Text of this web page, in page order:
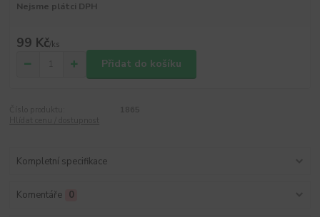
Nejsme plátci DPH
99 Kč/ks
Přidat do košíku
Kompletní specifikace
Komentáře 0